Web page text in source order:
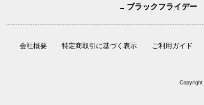
ブラックフライデー
会社概要 特定商取引に基づく表示 ご利用ガイド
Copyright